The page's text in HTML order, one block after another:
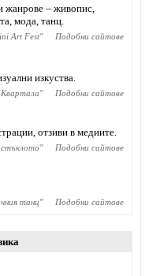
жанрове – живопис,
мода, танц.
Art Fest" Подобни сайтове
изкуства.
" Подобни сайтове
отзиви в медиите.
" Подобни сайтове
танц" Подобни сайтове